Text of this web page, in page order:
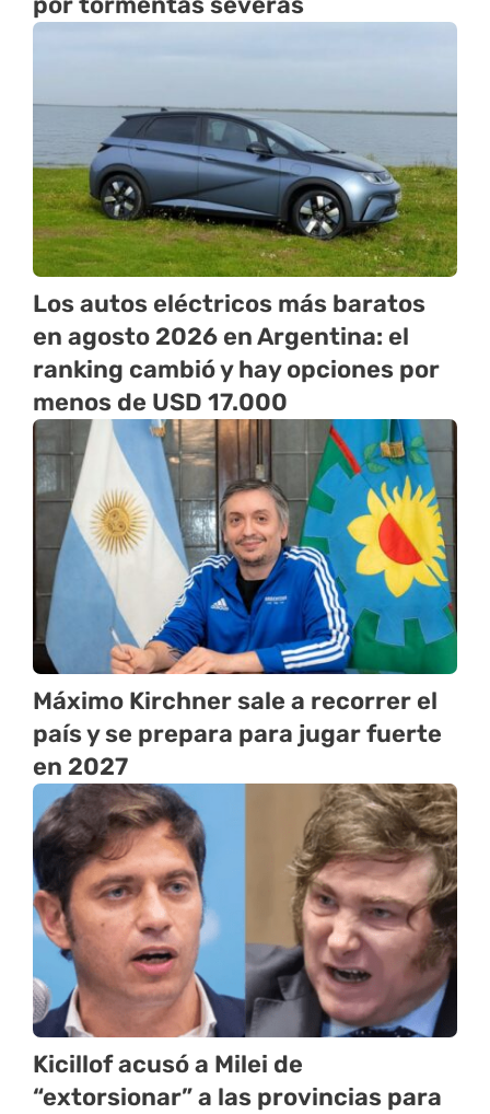
Los autos eléctricos más baratos
en agosto 2026 en Argentina: el
ranking cambió y hay opciones por
menos de USD 17.000
Máximo Kirchner sale a recorrer el
país y se prepara para jugar fuerte
en 2027
Kicillof acusó a Milei de
“extorsionar” a las provincias para